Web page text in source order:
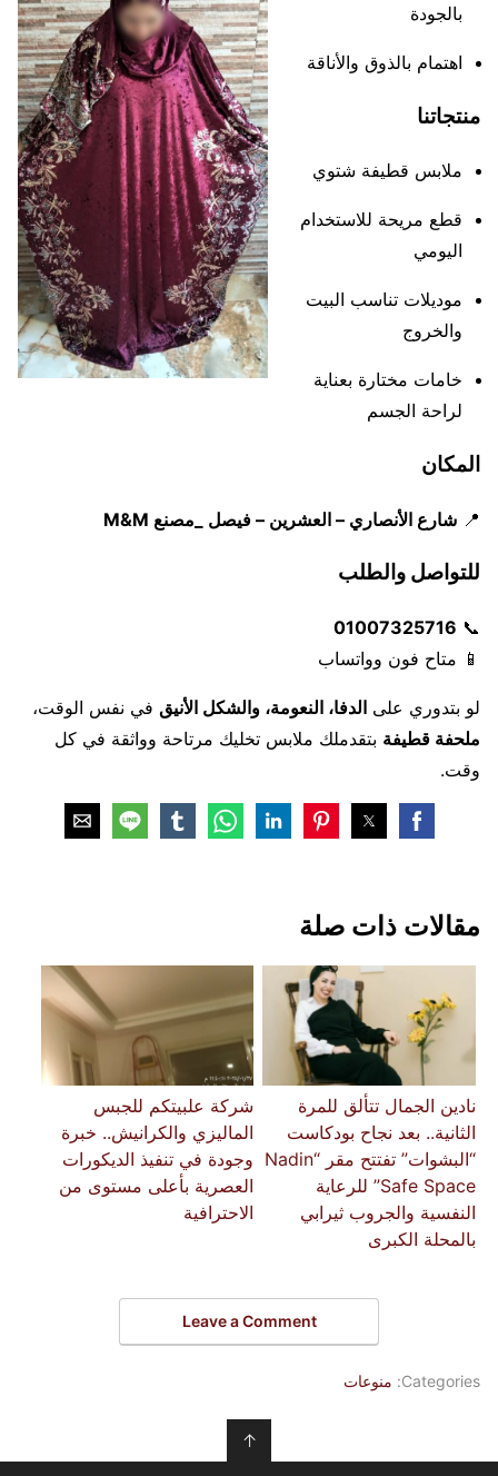
بالجودة
اهتمام بالذوق والأناقة
منتجاتنا
ملابس قطيفة شتوي
قطع مريحة للاستخدام
اليومي
موديلات تناسب البيت
والخروج
خامات مختارة بعناية
لراحة الجسم
المكان
📍 شارع الأنصاري – العشرين – فيصل _مصنع M&M
للتواصل والطلب
📞
01007325716
📱 متاح فون وواتساب
لو بتدوري على الدفا، النعومة، والشكل الأنيق في نفس الوقت،
ملحفة قطيفة بتقدملك ملابس تخليك مرتاحة وواثقة في كل
وقت.
مقالات ذات صلة
نادين الجمال تتألق للمرة
الثانية.. بعد نجاح بودكاست
“البشوات” تفتتح مقر “Nadin
Safe Space” للرعاية
النفسية والجروب ثيرابي
بالمحلة الكبرى
شركة علبيتكم للجبس
الماليزي والكرانيش.. خبرة
وجودة في تنفيذ الديكورات
العصرية بأعلى مستوى من
الاحترافية
Leave a Comment
Categories: منوعات
↑